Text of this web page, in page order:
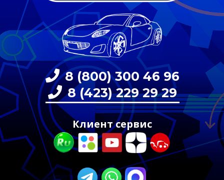
8 (800) 300 46 96
8 (423) 229 29 29
Клиент сервис